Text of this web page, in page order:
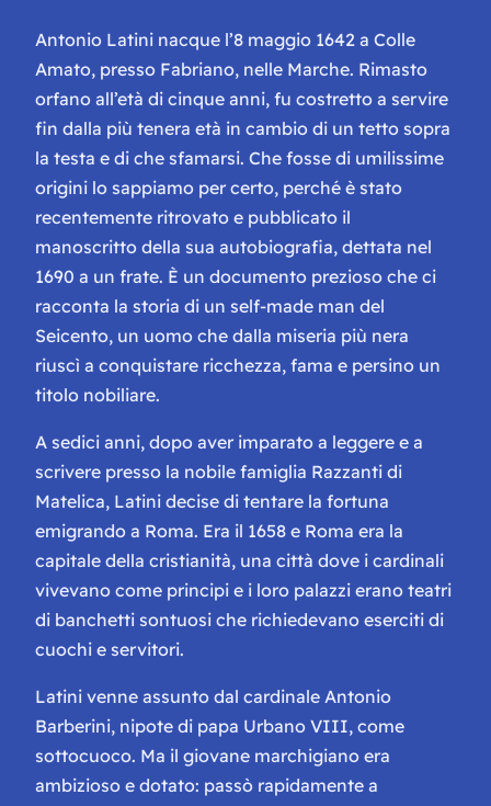
Antonio Latini nacque l’8 maggio 1642 a Colle
Amato, presso Fabriano, nelle Marche. Rimasto
orfano all’età di cinque anni, fu costretto a servire
fin dalla più tenera età in cambio di un tetto sopra
la testa e di che sfamarsi. Che fosse di umilissime
origini lo sappiamo per certo, perché è stato
recentemente ritrovato e pubblicato il
manoscritto della sua autobiografia, dettata nel
1690 a un frate. È un documento prezioso che ci
racconta la storia di un self-made man del
Seicento, un uomo che dalla miseria più nera
riuscì a conquistare ricchezza, fama e persino un
titolo nobiliare.
A sedici anni, dopo aver imparato a leggere e a
scrivere presso la nobile famiglia Razzanti di
Matelica, Latini decise di tentare la fortuna
emigrando a Roma. Era il 1658 e Roma era la
capitale della cristianità, una città dove i cardinali
vivevano come principi e i loro palazzi erano teatri
di banchetti sontuosi che richiedevano eserciti di
cuochi e servitori.
Latini venne assunto dal cardinale Antonio
Barberini, nipote di papa Urbano VIII, come
sottocuoco. Ma il giovane marchigiano era
ambizioso e dotato: passò rapidamente a